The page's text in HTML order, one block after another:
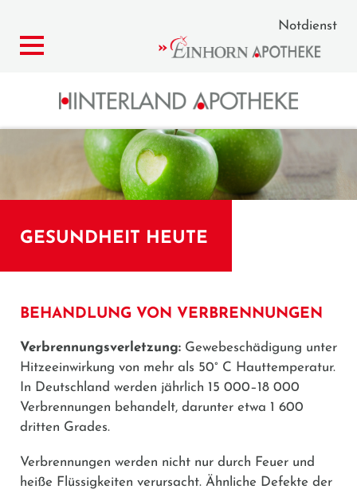
Notdienst
GESUNDHEIT HEUTE
BEHANDLUNG VON VERBRENNUNGEN
Verbrennungsverletzung: Gewebeschädigung unter
Hitzeeinwirkung von mehr als 50° C Hauttemperatur.
In Deutschland werden jährlich 15 000–18 000
Verbrennungen behandelt, darunter etwa 1 600
dritten Grades.
Verbrennungen werden nicht nur durch Feuer und
heiße Flüssigkeiten verursacht. Ähnliche Defekte der